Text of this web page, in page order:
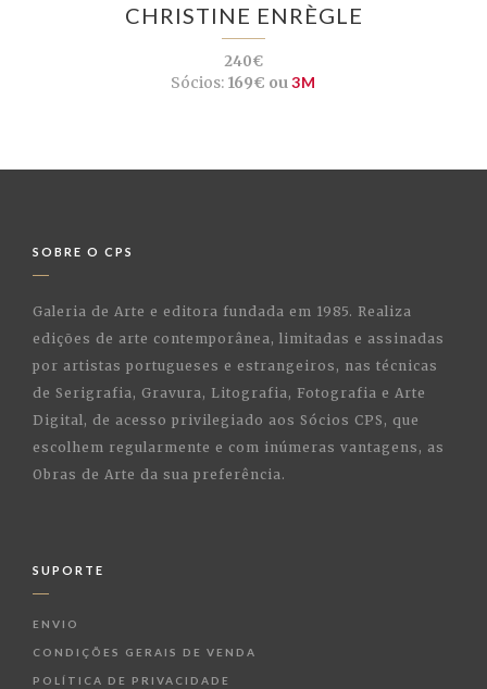
CHRISTINE ENRÈGLE
240€
Sócios: 169€ ou3M
SOBRE O CPS
Galeria de Arte e editora fundada em 1985. Realiza
edições de arte contemporânea, limitadas e assinadas
por artistas portugueses e estrangeiros, nas técnicas
de Serigrafia, Gravura, Litografia, Fotografia e Arte
Digital, de acesso privilegiado aos Sócios CPS, que
escolhem regularmente e com inúmeras vantagens, as
Obras de Arte da sua preferência.
SUPORTE
ENVIO
CONDIÇÕES GERAIS DE VENDA
POLÍTICA DE PRIVACIDADE